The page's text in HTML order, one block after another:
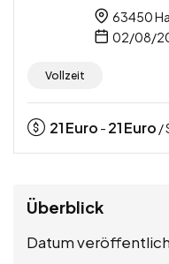
63450
02/08/
Vollzeit
21Euro - 21Euro /
Überblick
Datum